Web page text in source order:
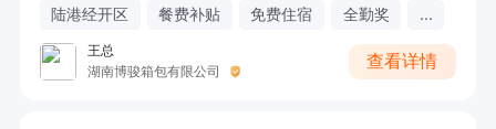
陆港经开区 餐费补贴 免费住宿 全勤奖 ...
王总
湖南博骏箱包有限公司
查看详情